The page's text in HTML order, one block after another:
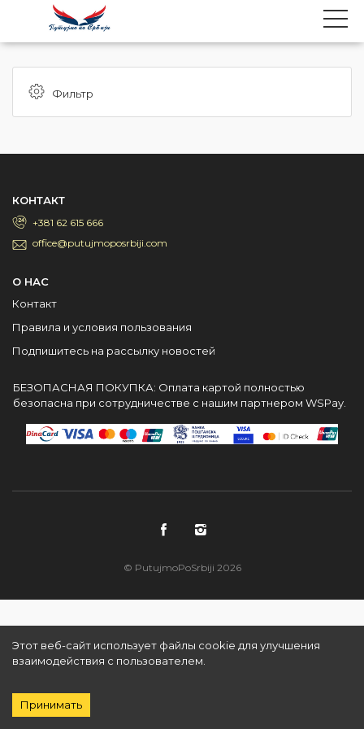
Фильтр
КОНТАКТ
+381 62 615 666
office@putujmoposrbiji.com
О НАС
Контакт
Правила и условия пользования
Подпишитесь на рассылку новостей
БЕЗОПАСНАЯ ПОКУПКА: Оплата картой полностью
безопасна при сотрудничестве с нашим партнером WSPay.
© PutujmoPoSrbiji 2026
Этот веб-сайт использует файлы cookie для улучшения
взаимодействия с пользователем.
Принимать